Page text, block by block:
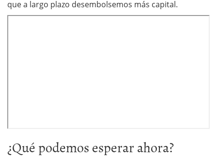
que a largo plazo desembolsemos más capital.
¿Qué podemos esperar ahora?